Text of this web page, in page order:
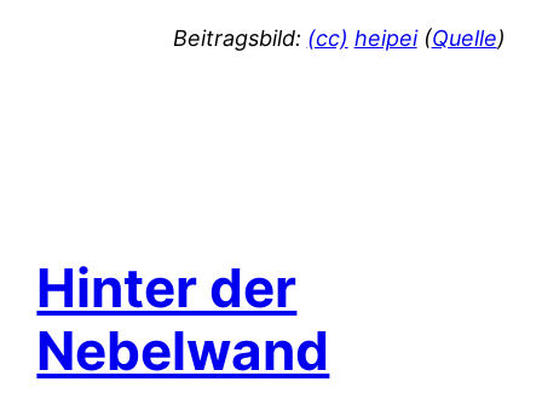
Beitragsbild: (cc) heipei(Quelle)
Hinter der
Nebelwand